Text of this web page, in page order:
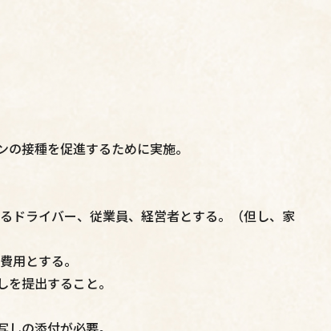
接種を促進するために実施。
ライバー、従業員、経営者とする。（但し、家
とする。
提出すること。